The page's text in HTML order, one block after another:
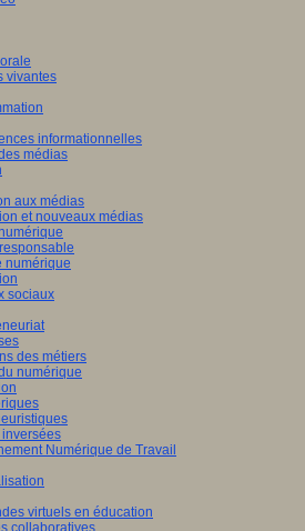
vivantes
informationnelles
médias
aux médias
et nouveaux médias
numérique
sociaux
des métiers
numérique
Numérique de Travail
virtuels en éducation
collaboratives